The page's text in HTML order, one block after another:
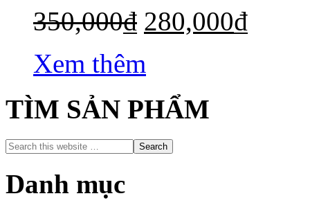
350,000₫ 280,000₫
Xem thêm
TÌM SẢN PHẨM
Danh mục